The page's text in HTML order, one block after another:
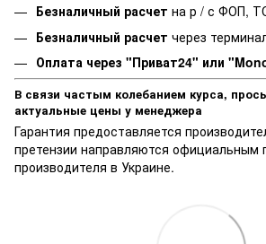
Безналичный расчет на р / с ФОП,
Безналичный расчет через
Оплата через "Приват24" или
В связи частым колебанием курса,
актуальные цены у менеджера
Гарантия предоставляется
претензии направляются официальным
производителя в Украине.